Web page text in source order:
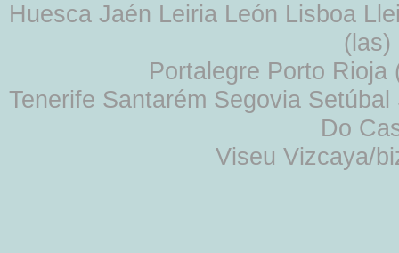
Huesca Jaén Leiria León Lisboa
Portalegre Porto
Tenerife Santarém Segovia
Do
Viseu Vizcaya/